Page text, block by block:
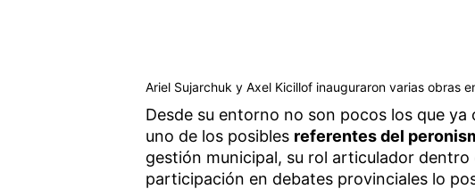
Ariel Sujarchuk y Axel Kicillof inauguraron varias obras
Desde su entorno no son pocos los que
uno de los posibles referentes del
gestión municipal, su rol articulador
participación en debates provinciales lo